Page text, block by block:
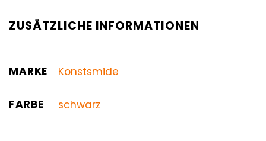
ZUSÄTZLICHE INFORMATIONEN
MARKE Konstsmide
FARBE schwarz